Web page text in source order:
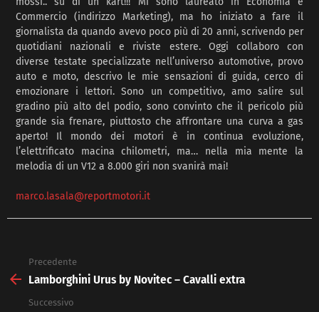
Commercio (indirizzo Marketing), ma ho iniziato a fare il
giornalista da quando avevo poco più di 20 anni, scrivendo per
quotidiani nazionali e riviste estere. Oggi collaboro con
diverse testate specializzate nell’universo automotive, provo
auto e moto, descrivo le mie sensazioni di guida, cerco di
emozionare i lettori. Sono un competitivo, amo salire sul
gradino più alto del podio, sono convinto che il pericolo più
grande sia frenare, piuttosto che affrontare una curva a gas
aperto! Il mondo dei motori è in continua evoluzione,
l’elettrificato macina chilometri, ma… nella mia mente la
melodia di un V12 a 8.000 giri non svanirà mai!
marco.lasala@reportmotori.it
more
Precedente
Lamborghini Urus by Novitec – Cavalli extra
Successivo